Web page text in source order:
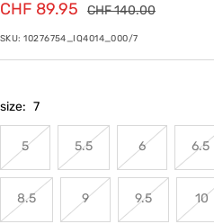
Angebotspreis
CHF 89.95
Regulärer
CHF 140.00
SKU:10276754_IQ4014_000/7
size: 7
5 5.5 6 6.5
8.5 9 9.5 10